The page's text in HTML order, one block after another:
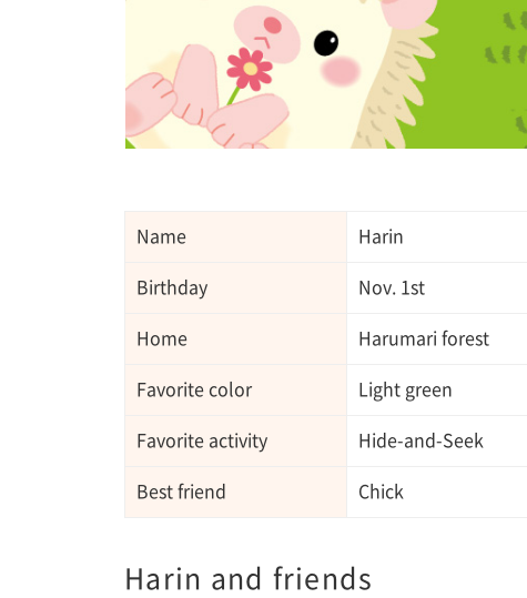
Name Harin
Birthday Nov. 1st
Home Harumari forest
Favorite color Light green
Favorite activity Hide-and-Seek
Best friend Chick
Harin and friends